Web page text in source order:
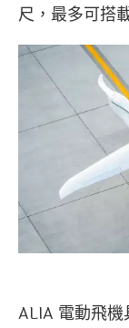
尺，最多可搭
ALIA 電動飛